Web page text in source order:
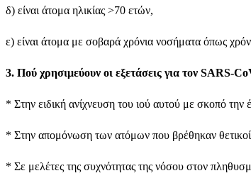
δ) είναι άτομα ηλικίας >70 ετών,
ε) είναι άτομα με σοβαρά χρόνια νοσήματα όπως
3. Πού χρησιμεύουν οι εξετάσεις για τον SARS-
* Στην ειδική ανίχνευση του ιού αυτού με σκοπό την
* Στην απομόνωση των ατόμων που βρέθηκαν
* Σε μελέτες της συχνότητας της νόσου στον